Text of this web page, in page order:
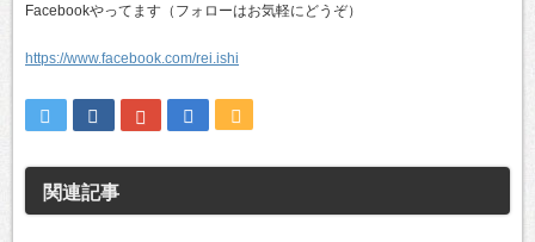
Facebookやってます（フォローはお気軽にどうぞ）
https://www.facebook.com/rei.ishi
関連記事